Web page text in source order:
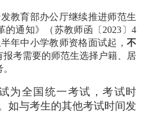
教育部办公厅继续推进师范生
的通知》（苏教师函〔2023〕4
年中小学教师资格面试起， 不
报考需要的师范生选择户籍、居
为全国统一考试，考试时
如与考生的其他考试时间发